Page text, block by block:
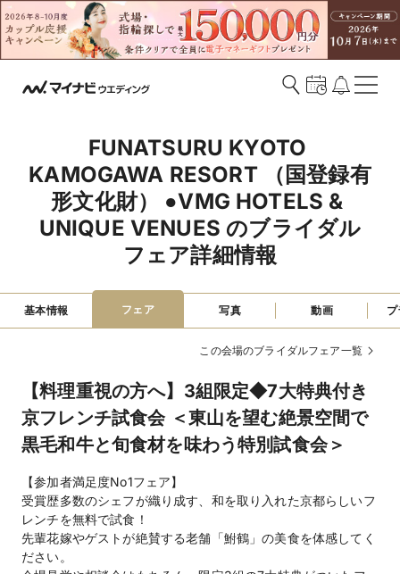
FUNATSURU KYOTO
KAMOGAWA RESORT （国登録有
形文化財） ●VMG HOTELS &
UNIQUE VENUES のブライダル
フェア詳細情報
基本情報 フェア 写真 動画
この会場のブライダルフェア一覧
【料理重視の方へ】3組限定◆7大特典付き
京フレンチ試食会 ＜東山を望む絶景空間で
黒毛和牛と旬食材を味わう特別試食会＞
【参加者満足度No1フェア】
受賞歴多数のシェフが織り成す、和を取り入れた京都らしいフ
レンチを無料で試食！
先輩花嫁やゲストが絶賛する老舗「鮒鶴」の美食を体感してく
ださい。